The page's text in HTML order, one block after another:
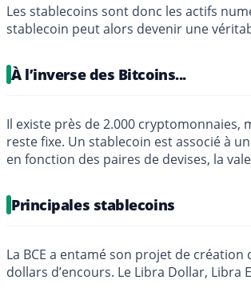
Les stablecoins sont donc les actifs
stablecoin peut alors devenir une
À l’inverse des Bitcoins...
Il existe près de 2.000 cryptomonnaies,
reste fixe. Un stablecoin est associé à
en fonction des paires de devises, la
Principales stablecoins
La BCE a entamé son projet de
dollars d’encours. Le Libra Dollar, Libra